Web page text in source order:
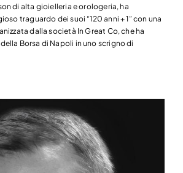
di alta gioielleria e orologeria, ha
traguardo dei suoi “120 anni + 1” con una
dalla società In Great Co, che ha
Borsa di Napoli in uno scrigno di